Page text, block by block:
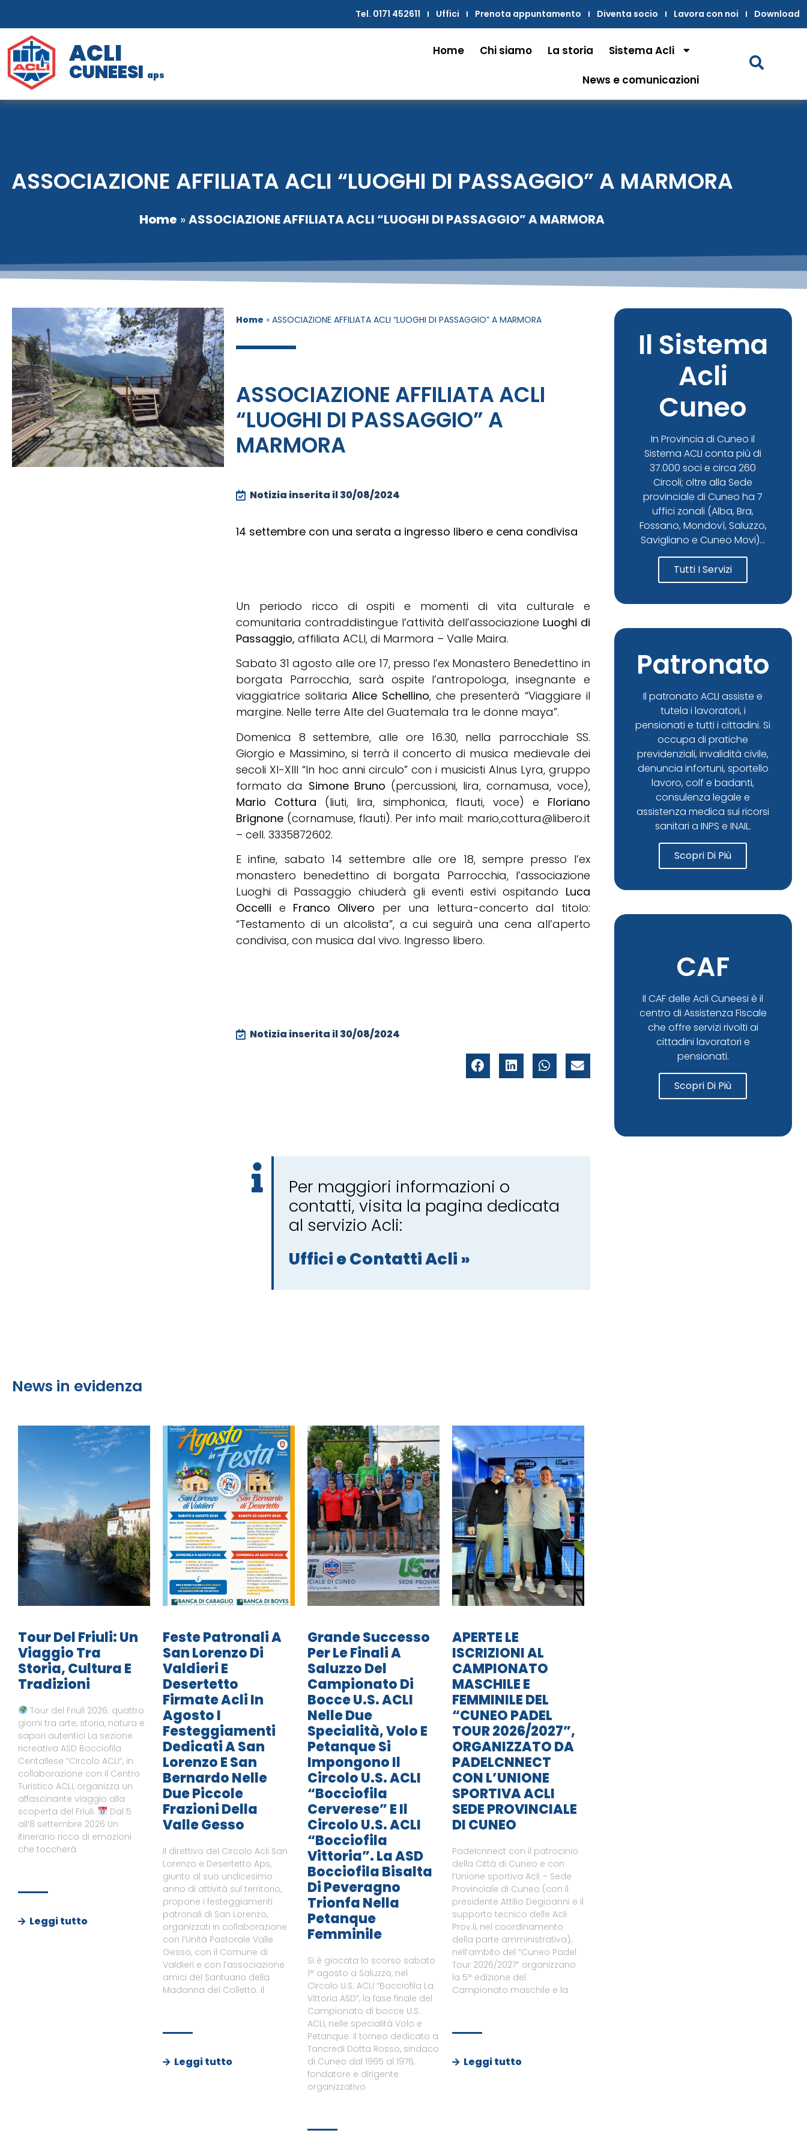
Tel. 0171 452611 Uffici Prenota appuntamento Diventa socio Lavora con noi Download
ACLI
CUNEESI aps
Home Chi siamo La storia Sistema Acli
News e comunicazioni
ASSOCIAZIONE AFFILIATA ACLI “LUOGHI DI PASSAGGIO” A MARMORA
Home »ASSOCIAZIONE AFFILIATA ACLI “LUOGHI DI PASSAGGIO” A MARMORA
Home »ASSOCIAZIONE AFFILIATA ACLI “LUOGHI DI PASSAGGIO” A MARMORA
ASSOCIAZIONE AFFILIATA ACLI
“LUOGHI DI PASSAGGIO” A
MARMORA
Notizia inserita il30/08/2024
14 settembre con una serata a ingresso libero e cena condivisa
Un periodo ricco di ospiti e momenti di vita culturale e
comunitaria contraddistingue l’attività dell’associazione Luoghi di
Passaggio, affiliata ACLI, di Marmora – Valle Maira.
Sabato 31 agosto alle ore 17, presso l’ex Monastero Benedettino in
borgata Parrocchia, sarà ospite l’antropologa, insegnante e
viaggiatrice solitariaAlice Schellino, che presenterà “Viaggiare il
margine. Nelle terre Alte del Guatemala tra le donne maya”.
Domenica 8 settembre, alle ore 16.30, nella parrocchiale SS.
Giorgio e Massimino, si terrà il concerto di musica medievale dei
secoli XI-XIII “In hoc anni circulo” con i musicisti Alnus Lyra, gruppo
formato da Simone Bruno (percussioni, lira, cornamusa, voce),
Mario Cottura (liuti, lira, simphonica, flauti, voce) e Floriano
Brignone (cornamuse, flauti). Per info mail: mario,cottura@libero.it
– cell. 3335872602.
E infine, sabato 14 settembre alle ore 18, sempre presso l’ex
monastero benedettino di borgata Parrocchia, l’associazione
Luoghi di Passaggio chiuderà gli eventi estivi ospitando Luca
Occelli e Franco Olivero per una lettura-concerto dal titolo:
“Testamento di un alcolista”, a cui seguirà una cena all’aperto
condivisa, con musica dal vivo. Ingresso libero.
Notizia inserita il30/08/2024
Per maggiori informazioni o
contatti, visita la pagina dedicata
al servizio Acli:
Uffici e Contatti Acli »
News in evidenza
Tour Del Friuli: Un
Viaggio Tra
Storia, Cultura E
Tradizioni
Tour del Friuli 2026: quattro
giorni tra arte, storia, natura e
sapori autentici La sezione
ricreativa ASD Bocciofila
Centallese “Circolo ACLI”, in
collaborazione con il Centro
Turistico ACLI, organizza un
affascinante viaggio alla
scoperta del Friuli.
Dal 5
all’8 settembre 2026 Un
itinerario ricco di emozioni
che toccherà
Leggi tutto
Feste Patronali A
San Lorenzo Di
Valdieri E
Desertetto
Firmate Acli In
Agosto I
Festeggiamenti
Dedicati A San
Lorenzo E San
Bernardo Nelle
Due Piccole
Frazioni Della
Valle Gesso
Il direttivo del Circolo Acli San
Lorenzo e Desertetto Aps,
giunto al suo undicesimo
anno di attività sul territorio,
propone i festeggiamenti
patronali di San Lorenzo,
organizzati in collaborazione
con l’Unità Pastorale Valle
Gesso, con il Comune di
Valdieri e con l’associazione
amici del Santuario della
Madonna del Colletto. Il
Leggi tutto
Grande Successo
Per Le Finali A
Saluzzo Del
Campionato Di
Bocce U.S. ACLI
Nelle Due
Specialità, Volo E
Petanque Si
Impongono Il
Circolo U.S. ACLI
“Bocciofila
Cerverese” E Il
Circolo U.S. ACLI
“Bocciofila
Vittoria”. La ASD
Bocciofila Bisalta
Di Peveragno
Trionfa Nella
Petanque
Femminile
Si è giocata lo scorso sabato
1° agosto a Saluzzo, nel
Circolo U.S. ACLI “Bocciofila La
Vittoria ASD”, la fase finale del
Campionato di bocce U.S.
ACLI, nelle specialità Volo e
Petanque. Il torneo dedicato a
Tancredi Dotta Rosso, sindaco
di Cuneo dal 1965 al 1976,
fondatore e dirigente
organizzativo
APERTE LE
ISCRIZIONI AL
CAMPIONATO
MASCHILE E
FEMMINILE DEL
“CUNEO PADEL
TOUR 2026/2027”,
ORGANIZZATO DA
PADELCNNECT
CON L’UNIONE
SPORTIVA ACLI
SEDE PROVINCIALE
DI CUNEO
Padelcnnect con il patrocinio
della Città di Cuneo e con
l’Unione sportiva Acli – Sede
Provinciale di Cuneo (con il
presidente Attilio Degioanni e il
supporto tecnico delle Acli
Prov.li, nel coordinamento
della parte amministrativa),
nell’ambito del “Cuneo Padel
Tour 2026/2027” organizzano
la 5° edizione del
Campionato maschile e la
Leggi tutto
Il Sistema
Acli
Cuneo
In Provincia di Cuneo il
Sistema ACLI conta più di
37.000 soci e circa 260
Circoli; oltre alla Sede
provinciale di Cuneo ha 7
uffici zonali (Alba, Bra,
Fossano, Mondovì, Saluzzo,
Savigliano e Cuneo Movi)...
Tutti I Servizi
Patronato
Il patronato ACLI assiste e
tutela i lavoratori, i
pensionati e tutti i cittadini. Si
occupa di pratiche
previdenziali, invalidità civile,
denuncia infortuni, sportello
lavoro, colf e badanti,
consulenza legale e
assistenza medica sui ricorsi
sanitari a INPS e INAIL.
Scopri Di Più
CAF
Il CAF delle Acli Cuneesi è il
centro di Assistenza Fiscale
che offre servizi rivolti ai
cittadini lavoratori e
pensionati.
Scopri Di Più